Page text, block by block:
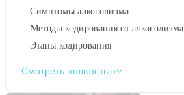
Симптомы алкоголизма
Методы кодирования от алкоголизма
Этапы кодирования
Смотреть полностью